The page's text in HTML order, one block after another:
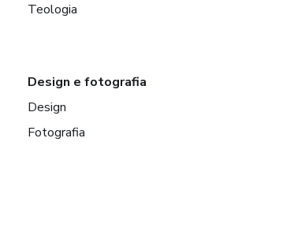
Teologia
Design e fotografia
Design
Fotografia